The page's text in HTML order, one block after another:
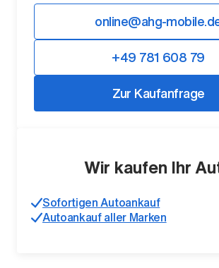
online@ahg-
+49 781 608 79
Zur Kaufanfrage
Wir kaufen Ihr
Sofortigen Autoankauf
Autoankauf aller Marken